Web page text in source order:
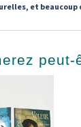
et beaucoup
peut-